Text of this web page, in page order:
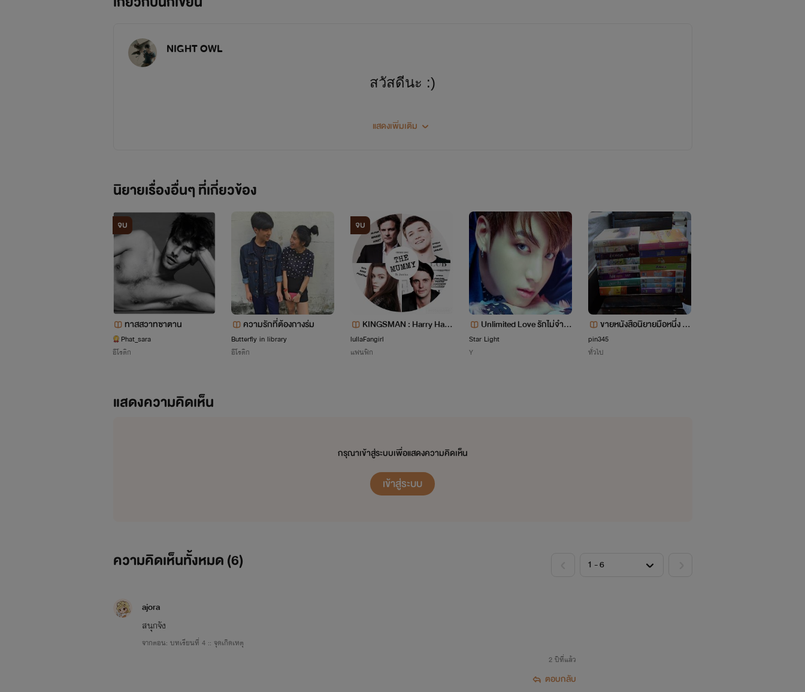
‘การเห็นแก่ตัว’กับ‘ความสุข’มันคือเรื่องเดียวกัน
[NIGHT OWL]
::31/12/2016::
NIGHT OWL :: Novelist
NIGHT OWL
สวัสดีนะ :)
แสดงเพิ่มเติม
นิยายเรื่องอื่นๆ ที่เกี่ยวข้อง
จบ
ทาสสวาทซาตาน
Phat_sara
อีโรติก
ความรักที่ต้องกางร่ม
Butterfly in library
อีโรติก
จบ
KINGSMAN : Harry Hart/
Gary "Eggsy" Unwin : We
aving our destiny #Hartwi
lullaFangirl
แฟนฟิก
Unlimited Love รักไม่จำกั
ด ( y )
Star Light
Y
ขายหนังสือนิยายมือหนึ่ง มือ
pin345
ทั่วไป
แสดงความคิดเห็น
กรุณาเข้าสู่ระบบเพื่อแสดงความคิดเห็น
เข้าสู่ระบบ
ความคิดเห็นทั้งหมด (6)
ajora
สนุกจัง
จากตอน: บทเรียนที่ 4 :: จุดเกิดเหตุ
2 ปีที่แล้ว
ตอบกลับ